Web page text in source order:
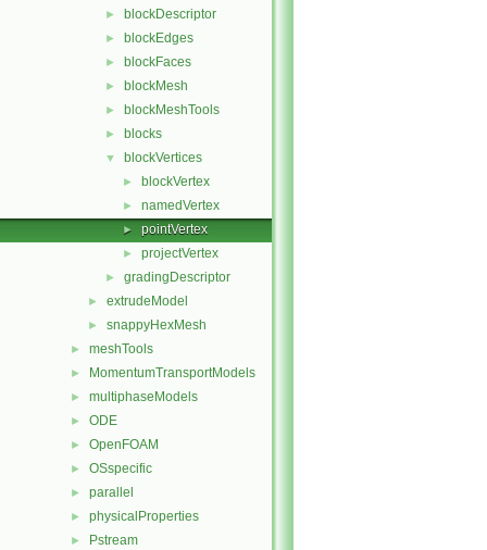
► blockDescriptor
► blockEdges
► blockFaces
► blockMesh
► blockMeshTools
► blocks
▼ blockVertices
► blockVertex
► namedVertex
► pointVertex
► projectVertex
► gradingDescriptor
► extrudeModel
► snappyHexMesh
► meshTools
► MomentumTransportModels
► multiphaseModels
► ODE
► OpenFOAM
► OSspecific
► parallel
► physicalProperties
► Pstream